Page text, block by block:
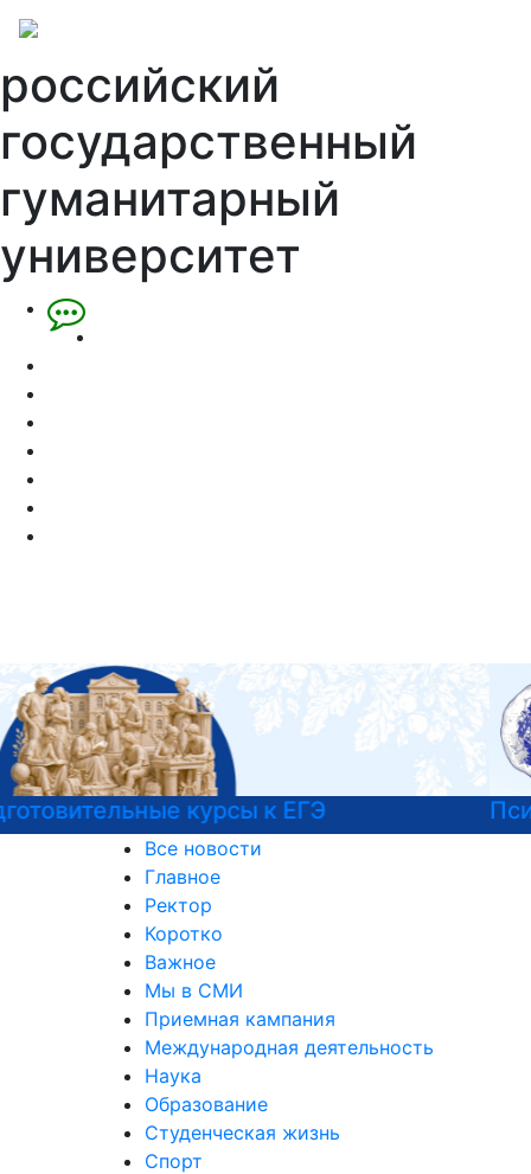
российский
государственный
гуманитарный
университет
Психологическая служба РГГУ
Все новости
Главное
Ректор
Коротко
Важное
Мы в СМИ
Приемная кампания
Международная деятельность
Наука
Образование
Студенческая жизнь
Спорт